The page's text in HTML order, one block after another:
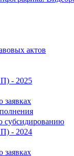
актов
- 2025
субсидированию
- 2024